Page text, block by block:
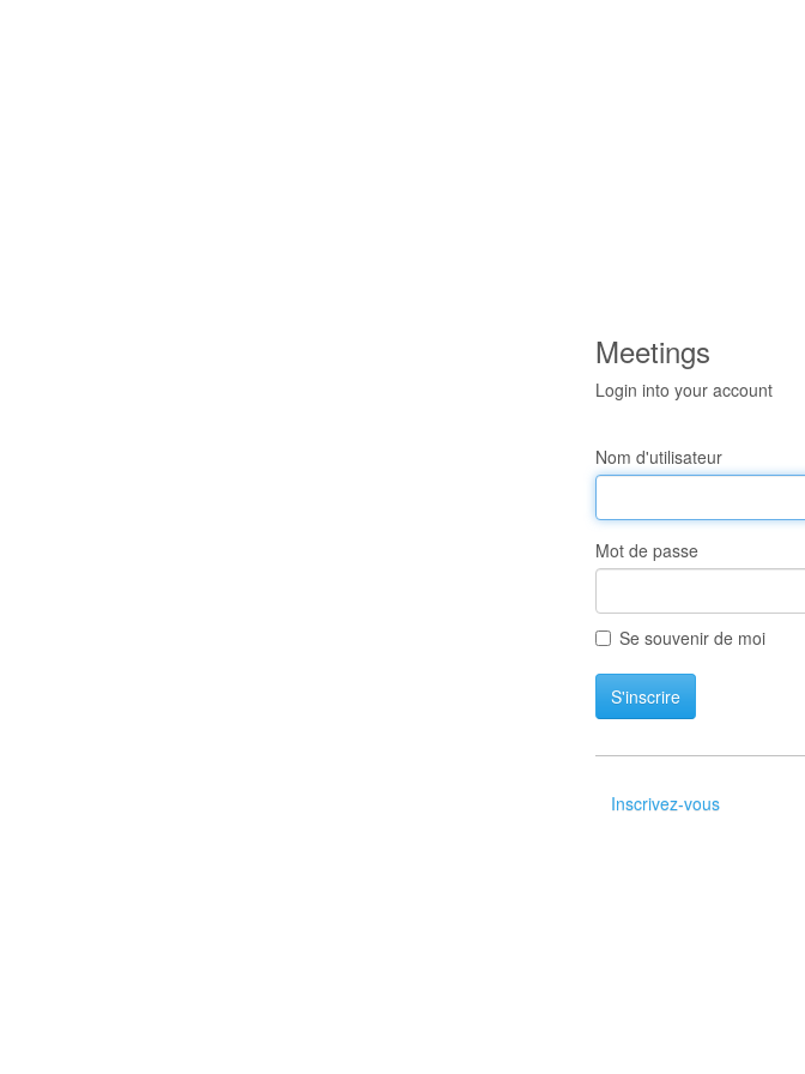
Meetings
Login into your account
Nom d'utilisateur
Mot de passe
Se souvenir de moi
S'inscrire
Inscrivez-vous